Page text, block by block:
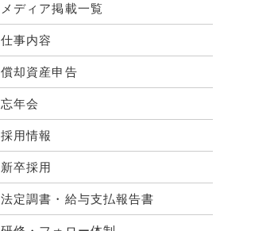
メディア掲載一覧
仕事内容
償却資産申告
忘年会
採用情報
新卒採用
法定調書・給与支払報告書